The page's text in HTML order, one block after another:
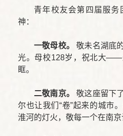
青年校友会第四届服
神：
一敬母校。
敬未名湖底
光。母校128岁，祝北大——
眶。
二敬南京。
敬这座留下
尔也让我们“卷”起来的城市
淮河的灯火，敬每一个在南京